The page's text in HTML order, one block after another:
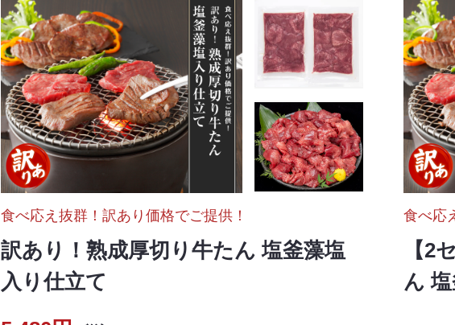
食べ応え抜群！訳あり価格でご提供！
訳あり！熟成厚切り牛たん 塩釜藻塩
入り仕立て
食べ応
【2
ん